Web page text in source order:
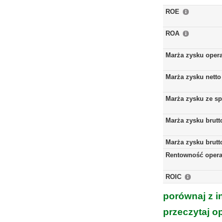
ROE
ROA
Marża zysku
Marża zysku netto
Marża zysku ze
Marża zysku
Marża zysku
Rentowność
ROIC
porównaj z
przeczytaj